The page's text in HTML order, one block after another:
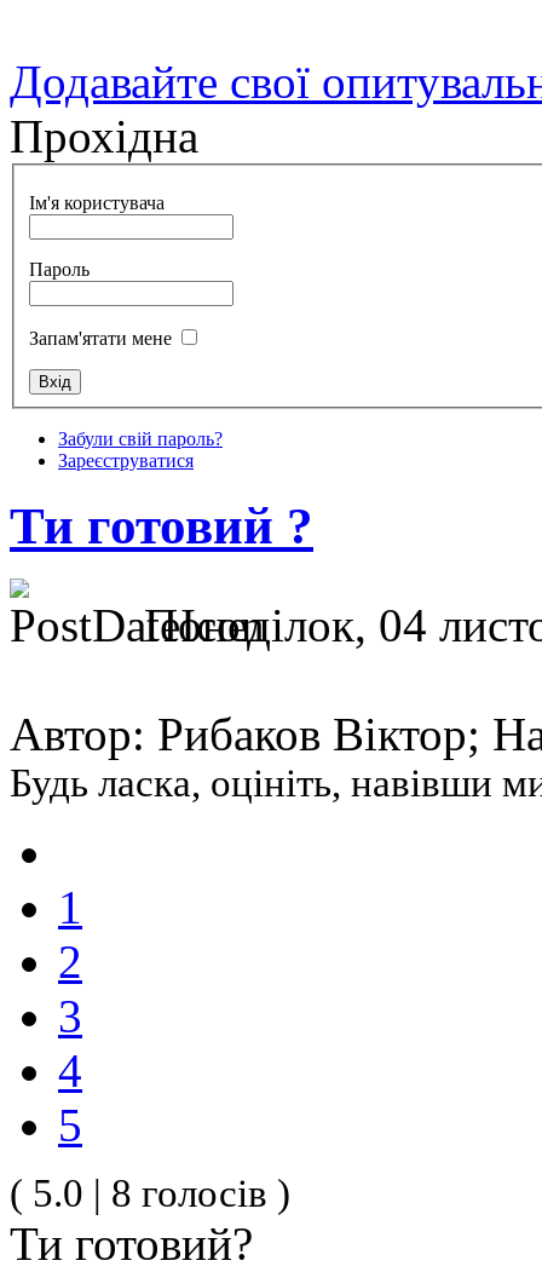
Додавайте свої
Прохідна
Ім'я користувача
Пароль
Запам'ятати мене
Забули свій пароль?
Зареєструватися
Ти готовий ?
Понеділок, 04
Автор: Рибаков Віктор;
Будь ласка, оцініть, навівши
1
2
3
4
5
( 5.0 | 8 голосів )
Ти готовий?